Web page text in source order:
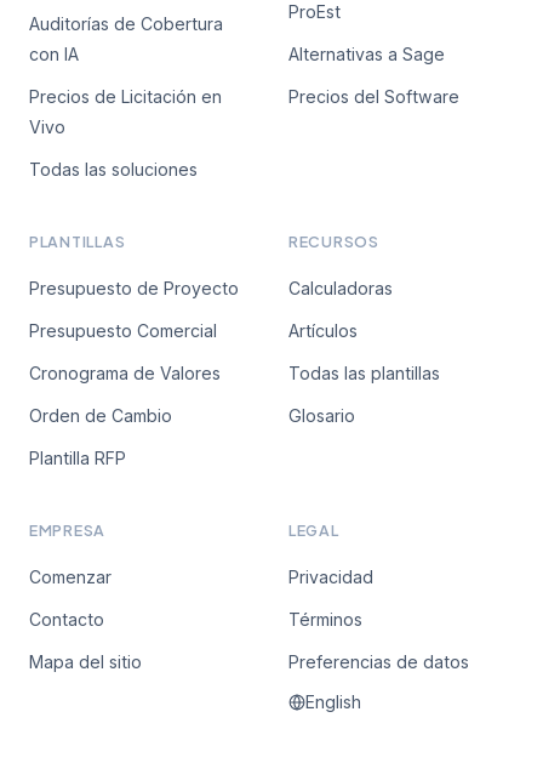
acceso.
Auditorías de Cobertura
con IA
Precios de Licitación en
Vivo
Todas las soluciones
ProEst
Alternativas a Sage
Precios del Software
PLANTILLAS
Presupuesto de Proyecto
Presupuesto Comercial
Cronograma de Valores
Orden de Cambio
Plantilla RFP
RECURSOS
Calculadoras
Artículos
Todas las plantillas
Glosario
EMPRESA
Comenzar
Contacto
Mapa del sitio
LEGAL
Privacidad
Términos
Preferencias de datos
English